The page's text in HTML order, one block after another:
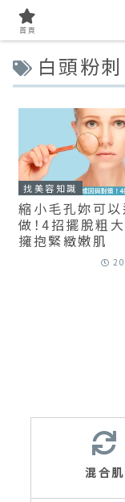
白頭粉刺
找美容知識
縮小毛孔妳可以
做！4招擺脫粗大
擁抱緊緻嫩肌
混合肌
首頁